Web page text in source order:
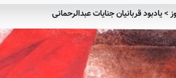
>یادبود قربانیان جنایات عبدالرحمانی